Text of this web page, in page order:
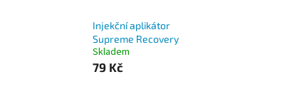
Injekční aplikátor
Supreme Recovery
Skladem
79 Kč